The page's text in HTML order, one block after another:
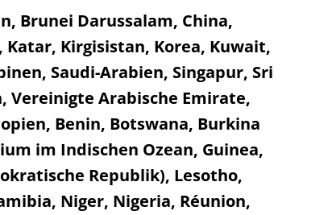
Brunei Darussalam, China,
Kirgisistan, Korea, Kuwait,
Saudi-Arabien, Singapur, Sri
Vereinigte Arabische Emirate,
Benin, Botswana, Burkina
im Indischen Ozean, Guinea,
Republik), Lesotho,
Niger, Nigeria, Réunion,